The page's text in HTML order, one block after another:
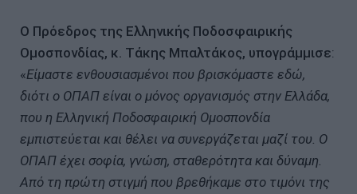
Ο Πρόεδρος της Ελληνικής Ποδοσφαιρικής
Ομοσπονδίας, κ. Τάκης Μπαλτάκος, υπογράμμισε:
«Είμαστε ενθουσιασμένοι που βρισκόμαστε εδώ,
διότι ο ΟΠΑΠ είναι ο μόνος οργανισμός στην Ελλάδα,
που η Ελληνική Ποδοσφαιρική Ομοσπονδία
εμπιστεύεται και θέλει να συνεργάζεται μαζί του. Ο
ΟΠΑΠ έχει σοφία, γνώση, σταθερότητα και δύναμη.
Από τη πρώτη στιγμή που βρεθήκαμε στο τιμόνι της